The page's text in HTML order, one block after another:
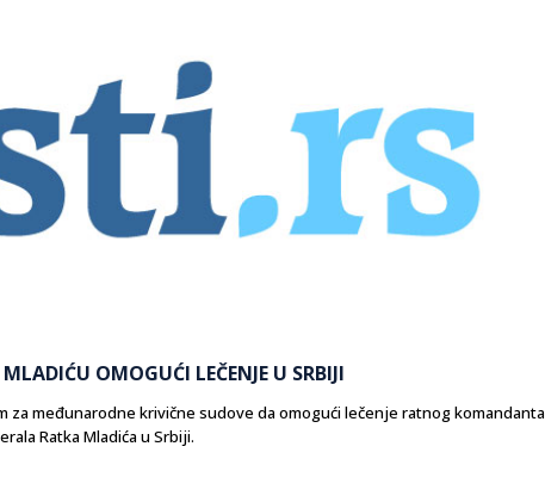
OMOGUĆI LEČENJE U SRBIJI
za međunarodne krivične sudove da omogući lečenje ratnog komandanta
Ratka Mladića u Srbiji.